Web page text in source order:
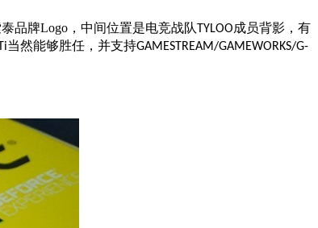
品牌Logo，中间位置是电竞战队TYLOO成员背影，有
当然能够胜任，并支持GAMESTREAM/GAMEWORKS/G-